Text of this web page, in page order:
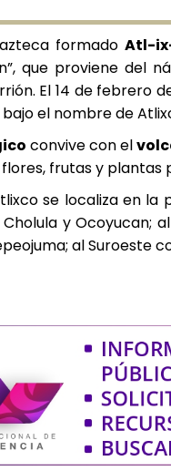
formadoAtl-
que proviene del
El 14 de febrero
el nombre de
convive con el
frutas y plantas
se localiza en
y Ocoyucan;
al Suroeste